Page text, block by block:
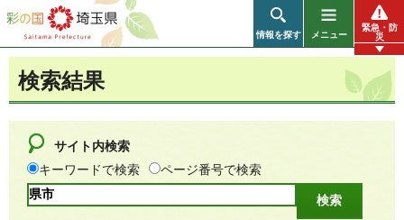
彩の国 埼玉県
情報を探す メニュー
緊急・防
災
検索結果
サイト内検索
キーワードで検索
ページ番号で検索